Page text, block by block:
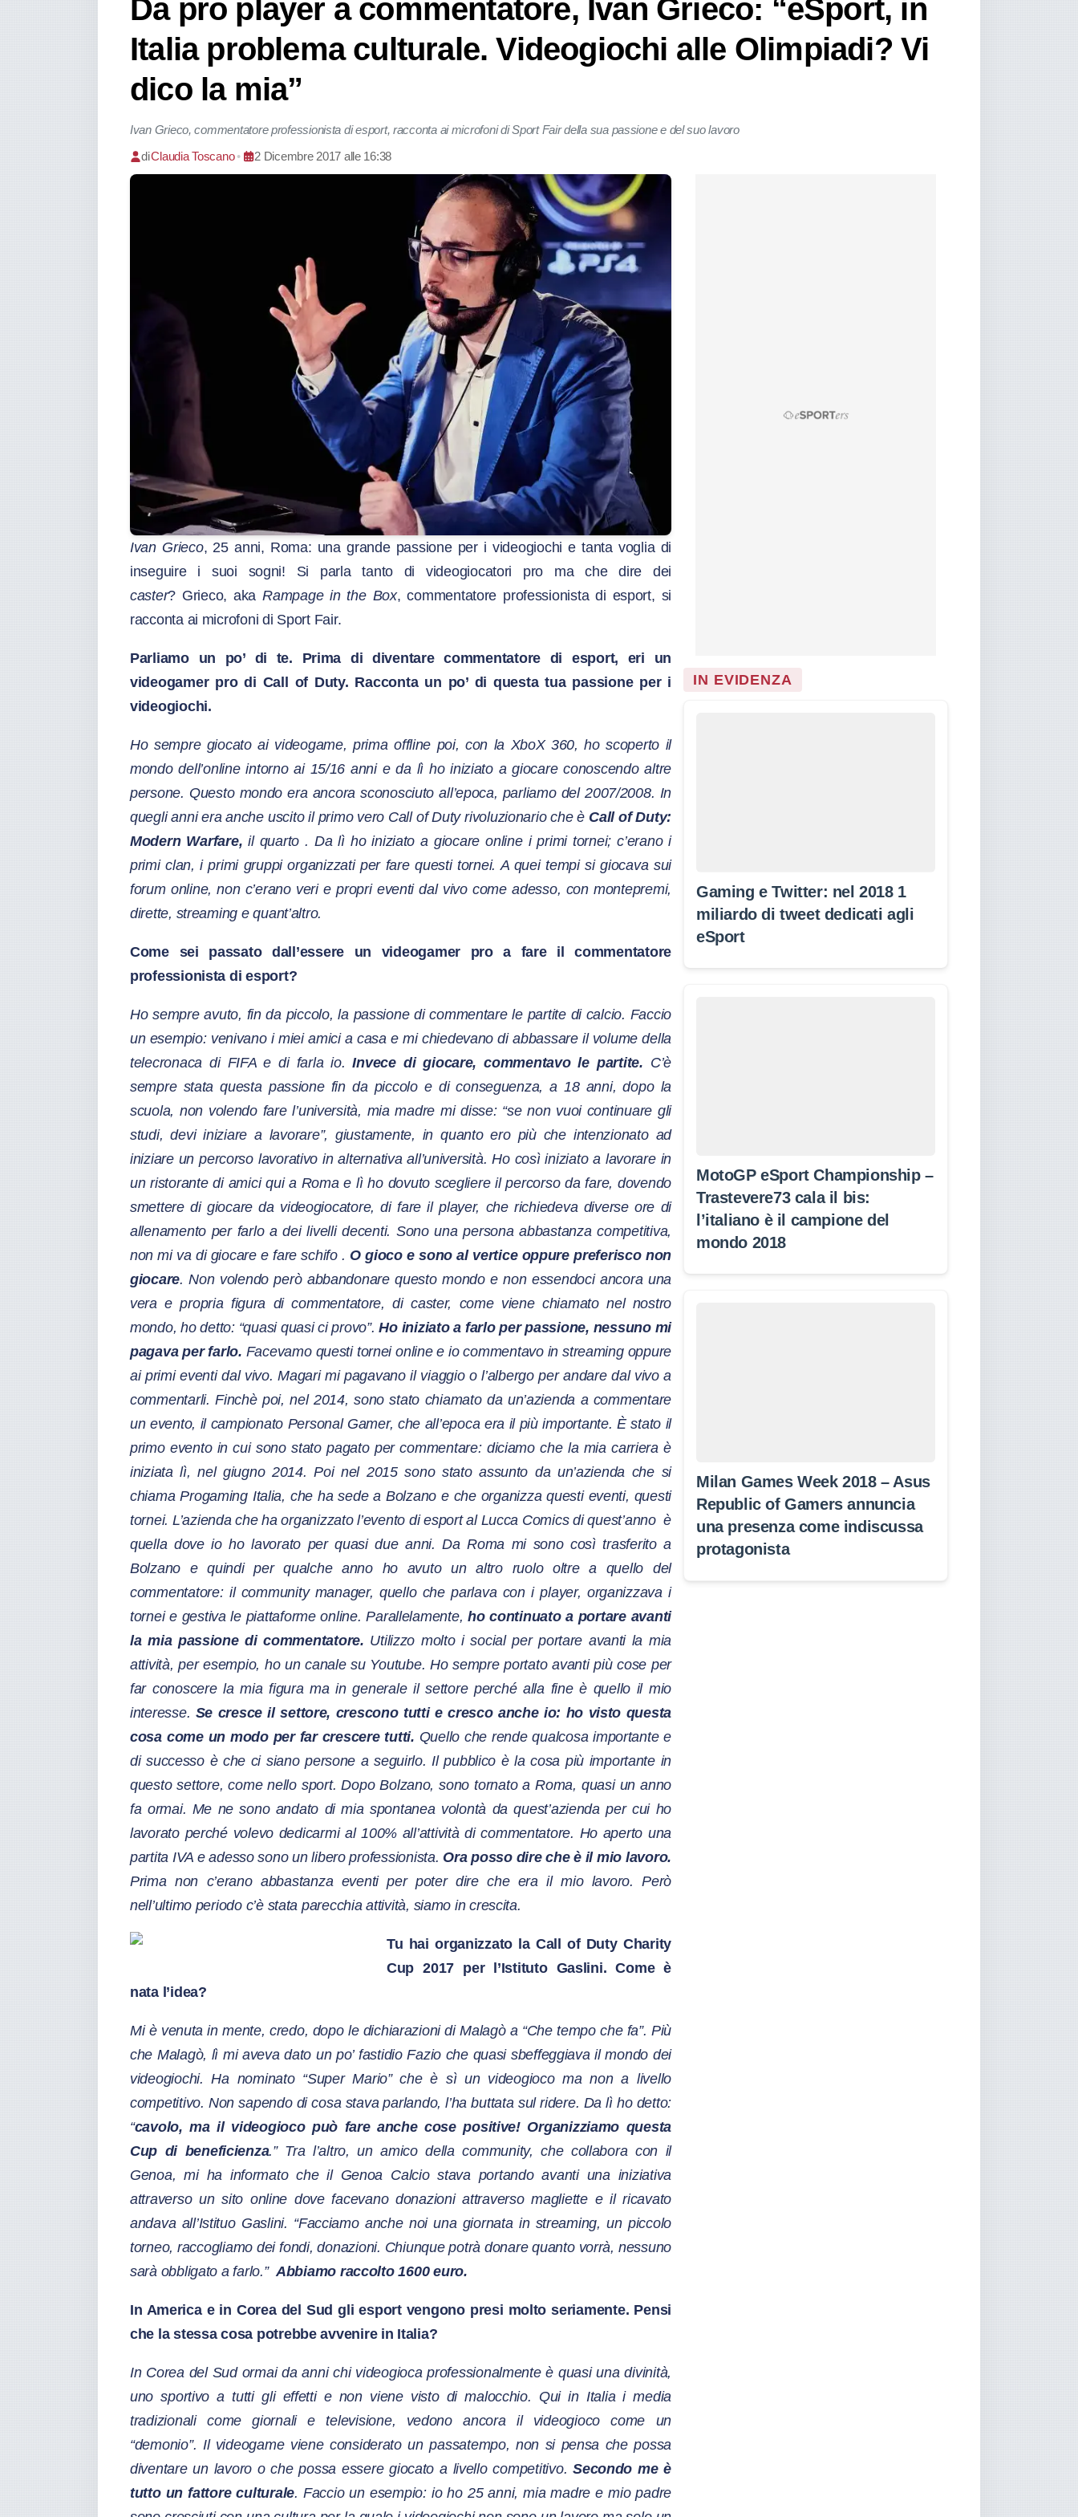
Da pro player a commentatore, Ivan Grieco: “eSport, in
Italia problema culturale. Videogiochi alle Olimpiadi? Vi
dico la mia”
Ivan Grieco, commentatore professionista di esport, racconta ai microfoni di Sport Fair della sua passione e del suo lavoro
diClaudia Toscano • 2 Dicembre 2017 alle 16:38
Ivan Grieco, 25 anni, Roma: una grande passione per i videogiochi e tanta voglia di
inseguire i suoi sogni! Si parla tanto di videogiocatori pro ma che dire dei
caster? Grieco, akaRampage in the Box, commentatore professionista di esport, si
racconta ai microfoni di Sport Fair.
Parliamo un po’ di te. Prima di diventare commentatore di esport, eri un
videogamer pro di Call of Duty. Racconta un po’ di questa tua passione per i
videogiochi.
Ho sempre giocato ai videogame, prima offline poi, con la XboX 360, ho scoperto il
mondo dell’online intorno ai 15/16 anni e da lì ho iniziato a giocare conoscendo altre
persone. Questo mondo era ancora sconosciuto all’epoca, parliamo del 2007/2008. In
quegli anni era anche uscito il primo vero Call of Duty rivoluzionario che è Call of Duty:
Modern Warfare, il quarto. Da lì ho iniziato a giocare online i primi tornei; c’erano i
primi clan, i primi gruppi organizzati per fare questi tornei. A quei tempi si giocava sui
forum online, non c’erano veri e propri eventi dal vivo come adesso, con montepremi,
dirette, streaming e quant’altro.
Come sei passato dall’essere un videogamer pro a fare il commentatore
professionista di esport?
Ho sempre avuto, fin da piccolo, la passione di commentare le partite di calcio. Faccio
un esempio: venivano i miei amici a casa e mi chiedevano di abbassare il volume della
telecronaca di FIFA e di farla io.Invece di giocare, commentavo le partite. C’è
sempre stata questa passione fin da piccolo e di conseguenza, a 18 anni, dopo la
scuola, non volendo fare l’università, mia madre mi disse: “se non vuoi continuare gli
studi, devi iniziare a lavorare”, giustamente, in quanto ero più che intenzionato ad
iniziare un percorso lavorativo in alternativa all’università. Ho così iniziato a lavorare in
un ristorante di amici qui a Roma e lì ho dovuto scegliere il percorso da fare, dovendo
smettere di giocare da videogiocatore, di fare il player, che richiedeva diverse ore di
allenamento per farlo a dei livelli decenti. Sono una persona abbastanza competitiva,
non mi va di giocare e fare schifo. O gioco e sono al vertice oppure preferisco non
giocare. Non volendo però abbandonare questo mondo e non essendoci ancora una
vera e propria figura di commentatore, di caster, come viene chiamato nel nostro
mondo, ho detto: “quasi quasi ci provo”.Ho iniziato a farlo per passione, nessuno mi
pagava per farlo. Facevamo questi tornei online e io commentavo in streaming oppure
ai primi eventi dal vivo. Magari mi pagavano il viaggio o l’albergo per andare dal vivo a
commentarli. Finchè poi, nel 2014, sono stato chiamato da un’azienda a commentare
un evento, il campionato Personal Gamer, che all’epoca era il più importante. È stato il
primo evento in cui sono stato pagato per commentare: diciamo che la mia carriera è
iniziata lì, nel giugno 2014. Poi nel 2015 sono stato assunto da un’azienda che si
chiama Progaming Italia, che ha sede a Bolzano e che organizza questi eventi, questi
tornei. L’azienda che ha organizzato l’evento di esport al Lucca Comics di quest’anno è
quella dove io ho lavorato per quasi due anni. Da Roma mi sono così trasferito a
Bolzano e quindi per qualche anno ho avuto un altro ruolo oltre a quello del
commentatore: il community manager, quello che parlava con i player, organizzava i
tornei e gestiva le piattaforme online. Parallelamente,ho continuato a portare avanti
la mia passione di commentatore. Utilizzo molto i social per portare avanti la mia
attività, per esempio, ho un canale su Youtube. Ho sempre portato avanti più cose per
far conoscere la mia figura ma in generale il settore perché alla fine è quello il mio
interesse. Se cresce il settore, crescono tutti e cresco anche io: ho visto questa
cosa come un modo per far crescere tutti. Quello che rende qualcosa importante e
di successo è che ci siano persone a seguirlo. Il pubblico è la cosa più importante in
questo settore, come nello sport. Dopo Bolzano, sono tornato a Roma, quasi un anno
fa ormai. Me ne sono andato di mia spontanea volontà da quest’azienda per cui ho
lavorato perché volevo dedicarmi al 100% all’attività di commentatore. Ho aperto una
partita IVA e adesso sono un libero professionista. Ora posso dire che è il mio lavoro.
Prima non c’erano abbastanza eventi per poter dire che era il mio lavoro. Però
nell’ultimo periodo c’è stata parecchia attività, siamo in crescita.
Tu hai organizzato la Call of Duty Charity
Cup 2017 per l’Istituto Gaslini. Come è
nata l’idea?
Mi è venuta in mente, credo, dopo le dichiarazioni di Malagò a “Che tempo che fa”. Più
che Malagò, lì mi aveva dato un po’ fastidio Fazio che quasi sbeffeggiava il mondo dei
videogiochi. Ha nominato “Super Mario” che è sì un videogioco ma non a livello
competitivo. Non sapendo di cosa stava parlando, l’ha buttata sul ridere. Da lì ho detto:
“cavolo, ma il videogioco può fare anche cose positive! Organizziamo questa
Cup di beneficienza.” Tra l’altro, un amico della community, che collabora con il
Genoa, mi ha informato che il Genoa Calcio stava portando avanti una iniziativa
attraverso un sito online dove facevano donazioni attraverso magliette e il ricavato
andava all’Istituo Gaslini. “Facciamo anche noi una giornata in streaming, un piccolo
torneo, raccogliamo dei fondi, donazioni. Chiunque potrà donare quanto vorrà, nessuno
sarà obbligato a farlo.”Abbiamo raccolto 1600 euro.
In America e in Corea del Sud gli esport vengono presi molto seriamente. Pensi
che la stessa cosa potrebbe avvenire in Italia?
In Corea del Sud ormai da anni chi videogioca professionalmente è quasi una divinità,
uno sportivo a tutti gli effetti e non viene visto di malocchio. Qui in Italia i media
tradizionali come giornali e televisione, vedono ancora il videogioco come un
“demonio”. Il videogame viene considerato un passatempo, non si pensa che possa
diventare un lavoro o che possa essere giocato a livello competitivo.Secondo me è
tutto un fattore culturale. Faccio un esempio: io ho 25 anni, mia madre e mio padre
IN EVIDENZA
Gaming e Twitter: nel 2018 1
miliardo di tweet dedicati agli
eSport
MotoGP eSport Championship –
Trastevere73 cala il bis:
l’italiano è il campione del
mondo 2018
Milan Games Week 2018 – Asus
Republic of Gamers annuncia
una presenza come indiscussa
protagonista